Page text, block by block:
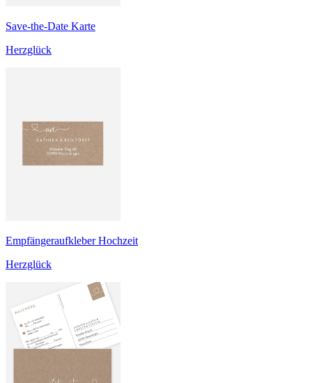
Save-the-Date Karte
Herzglück
Empfängeraufkleber Hochzeit
Herzglück